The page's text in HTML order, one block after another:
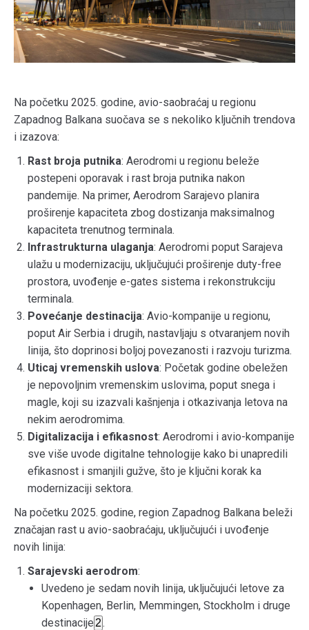
Na početku 2025. godine, avio-saobraćaj u regionu
Zapadnog Balkana suočava se s nekoliko ključnih trendova
i izazova:
Rast broja putnika: Aerodromi u regionu beleže
postepeni oporavak i rast broja putnika nakon
pandemije. Na primer, Aerodrom Sarajevo planira
proširenje kapaciteta zbog dostizanja maksimalnog
kapaciteta trenutnog terminala.
Infrastrukturna ulaganja: Aerodromi poput Sarajeva
ulažu u modernizaciju, uključujući proširenje duty-free
prostora, uvođenje e-gates sistema i rekonstrukciju
terminala.
Povećanje destinacija: Avio-kompanije u regionu,
poput Air Serbia i drugih, nastavljaju s otvaranjem novih
linija, što doprinosi boljoj povezanosti i razvoju turizma.
Uticaj vremenskih uslova: Početak godine obeležen
je nepovoljnim vremenskim uslovima, poput snega i
magle, koji su izazvali kašnjenja i otkazivanja letova na
nekim aerodromima.
Digitalizacija i efikasnost: Aerodromi i avio-kompanije
sve više uvode digitalne tehnologije kako bi unapredili
efikasnost i smanjili gužve, što je ključni korak ka
modernizaciji sektora.
Na početku 2025. godine, region Zapadnog Balkana beleži
značajan rast u avio-saobraćaju, uključujući i uvođenje
novih linija:
Sarajevski aerodrom:
Uvedeno je sedam novih linija, uključujući letove za
Kopenhagen, Berlin, Memmingen, Stockholm i druge
destinacije 2.